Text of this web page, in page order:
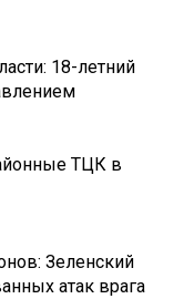
18-летний
ТЦК в
Зеленский
атак врага